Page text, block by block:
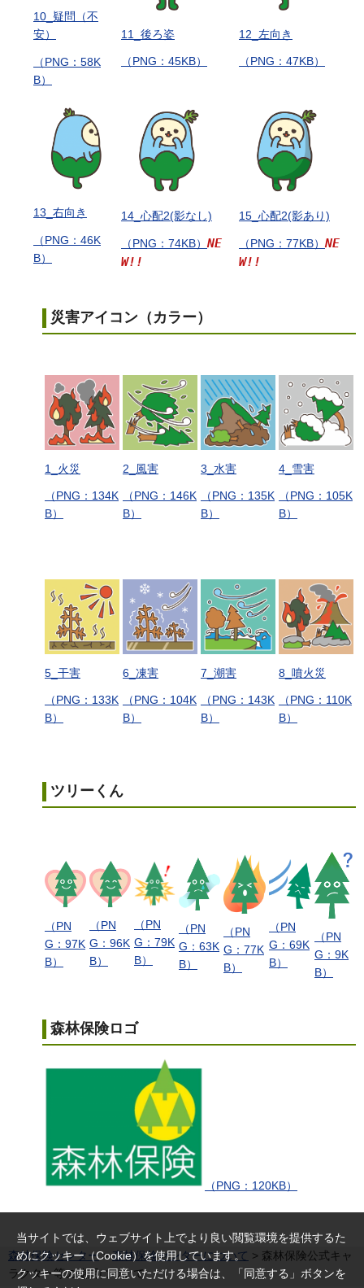
10_疑問（不
安）
（PNG：58K
B）
11_後ろ姿
（PNG：45KB）
12_左向き
（PNG：47KB）
13_右向き
（PNG：46K
B）
14_心配2(影なし)
（PNG：74KB） NE
W!!
15_心配2(影あり)
（PNG：77KB） NE
W!!
災害アイコン（カラー）
1_火災
（PNG：134K
B）
2_風害
（PNG：146K
B）
3_水害
（PNG：135K
B）
4_雪害
（PNG：105K
B）
5_干害
（PNG：133K
B）
6_凍害
（PNG：104K
B）
7_潮害
（PNG：143K
B）
8_噴火災
（PNG：110K
B）
ツリーくん
（PN
G：97K
B）
（PN
G：96K
B）
（PN
G：79K
B）
（PN
G：63K
B）
（PN
G：77K
B）
（PN
G：69K
B）
（PN
G：9K
B）
森林保険ロゴ
（PNG：120KB）
森林保険センター>森林保険センターについて > 森林保険公式キャ
ラクター等の使用について
当サイトでは、ウェブサイト上でより良い閲覧環境を提供するた
めにクッキー（Cookie）を使用しています。
クッキーの使用に同意いただける場合は、「同意する」ボタンを